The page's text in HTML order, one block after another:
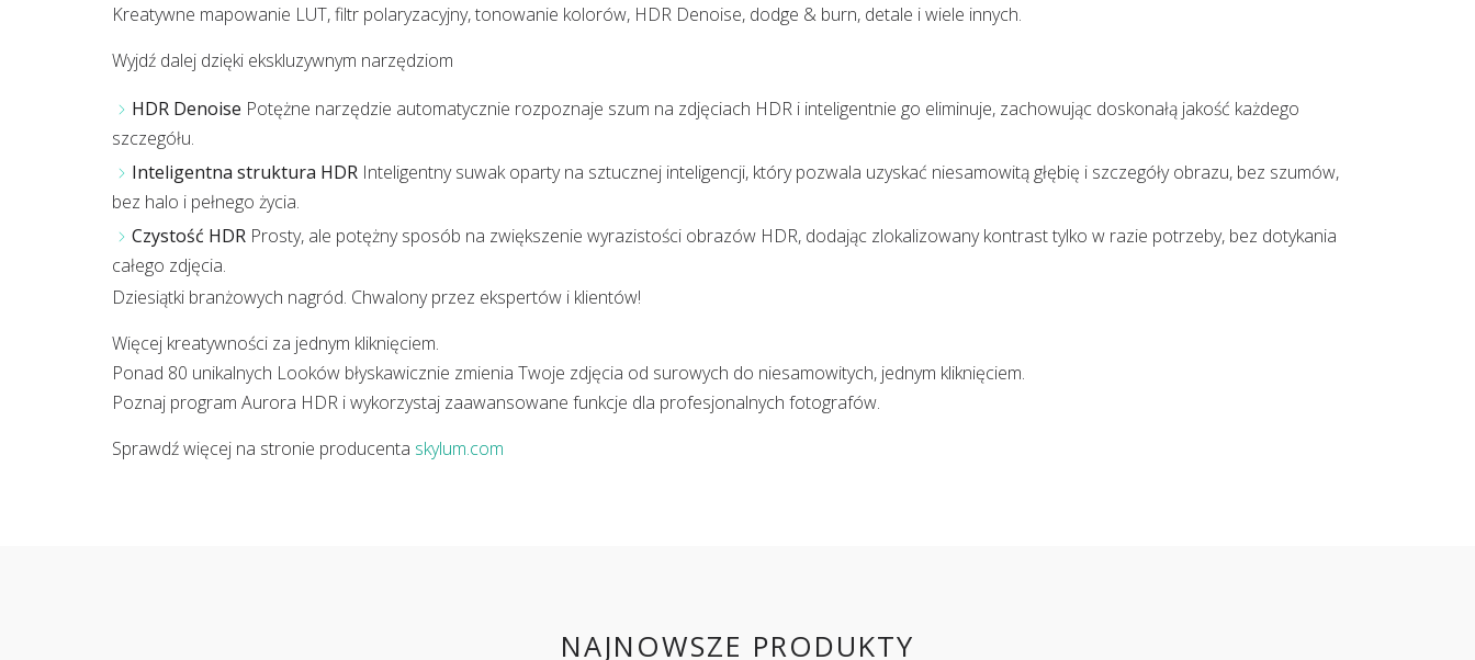
Kreatywne mapowanie LUT, filtr polaryzacyjny, tonowanie kolorów, HDR Denoise, dodge & burn, detale i wiele innych.
Wyjdź dalej dzięki ekskluzywnym narzędziom
HDR Denoise Potężne narzędzie automatycznie rozpoznaje szum na zdjęciach HDR i inteligentnie go eliminuje, zachowując doskonałą jakość każdego
szczegółu.
Inteligentna struktura HDR Inteligentny suwak oparty na sztucznej inteligencji, który pozwala uzyskać niesamowitą głębię i szczegóły obrazu, bez szumów,
bez halo i pełnego życia.
Czystość HDR Prosty, ale potężny sposób na zwiększenie wyrazistości obrazów HDR, dodając zlokalizowany kontrast tylko w razie potrzeby, bez dotykania
całego zdjęcia.
Dziesiątki branżowych nagród. Chwalony przez ekspertów i klientów!
Więcej kreatywności za jednym kliknięciem.
Ponad 80 unikalnych Looków błyskawicznie zmienia Twoje zdjęcia od surowych do niesamowitych, jednym kliknięciem.
Poznaj program Aurora HDR i wykorzystaj zaawansowane funkcje dla profesjonalnych fotografów.
Sprawdź więcej na stronie producenta skylum.com
NAJNOWSZE PRODUKTY